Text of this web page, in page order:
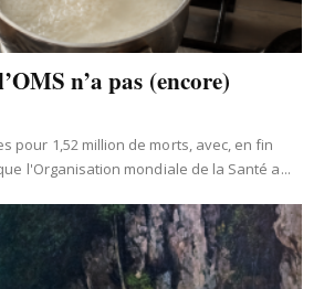
n’a pas (encore)
pour 1,52 million de morts, avec, en fin
l'Organisation mondiale de la Santé a...